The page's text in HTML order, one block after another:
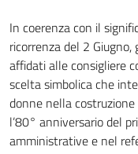
In coerenza con il
ricorrenza del 2
affidati alle consigliere
scelta simbolica che
donne nella
l’80° anniversario del
amministrative e nel